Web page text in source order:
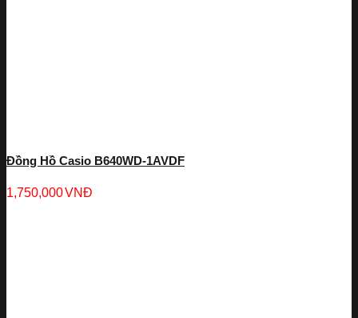
Đồng Hồ Casio B640WD-1AVDF
1,750,000VNĐ